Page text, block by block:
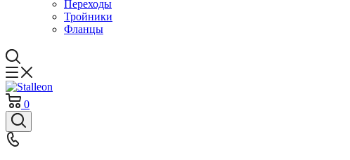
Переходы
Тройники
Фланцы
0